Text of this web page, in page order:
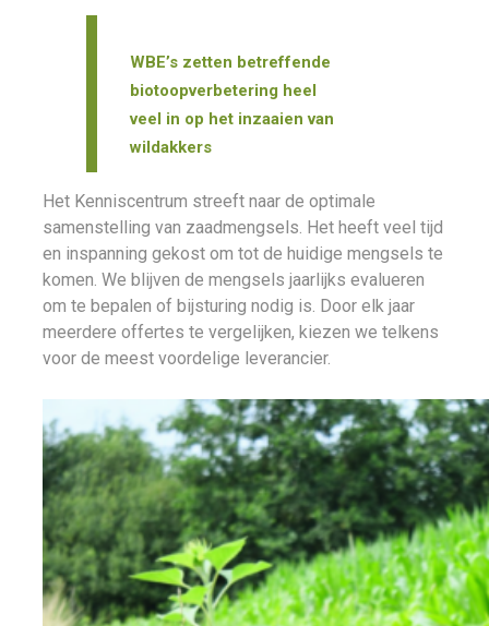
WBE’s zetten betreffende
biotoopverbetering heel
veel in op het inzaaien van
wildakkers
Het Kenniscentrum streeft naar de optimale
samenstelling van zaadmengsels. Het heeft veel tijd
en inspanning gekost om tot de huidige mengsels te
komen. We blijven de mengsels jaarlijks evalueren
om te bepalen of bijsturing nodig is. Door elk jaar
meerdere offertes te vergelijken, kiezen we telkens
voor de meest voordelige leverancier.